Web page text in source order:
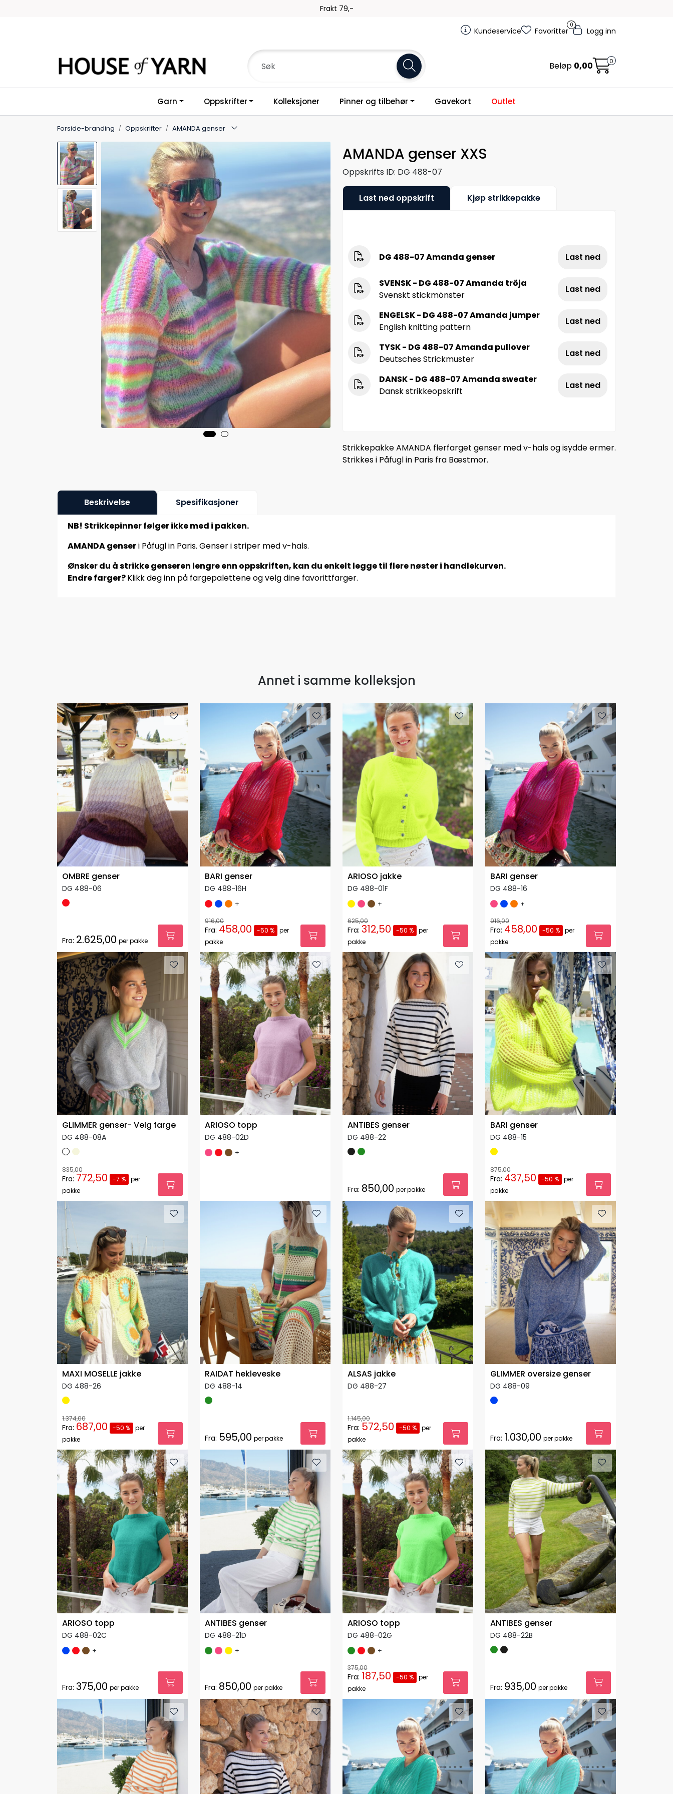
Frakt 79,-
Kundeservice
0
Favoritter Logg inn
Beløp 0,00 0
Garn Oppskrifter Kolleksjoner Pinner og tilbehør Gavekort Outlet
Forside-branding Oppskrifter AMANDA genser
AMANDA genser XXS
Oppskrifts ID: DG 488-07
Last ned oppskrift Kjøp strikkepakke
DG 488-07 Amanda genser Last ned
SVENSK - DG 488-07 Amanda tröja
Svenskt stickmönster
Last ned
ENGELSK - DG 488-07 Amanda jumper
English knitting pattern
Last ned
TYSK - DG 488-07 Amanda pullover
Deutsches Strickmuster
Last ned
DANSK - DG 488-07 Amanda sweater
Dansk strikkeopskrift
Last ned
Strikkepakke AMANDA flerfarget genser med v-hals og isydde ermer.
Strikkes i Påfugl in Paris fra Bæstmor.
Beskrivelse Spesifikasjoner
NB! Strikkepinner følger ikke med i pakken.
AMANDA genseri Påfugl in Paris. Genser i striper med v-hals.
Ønsker du å strikke genseren lengre enn oppskriften, kan du enkelt legge til flere nøster i handlekurven.
Endre farger?Klikk deg inn på fargepalettene og velg dine favorittfarger.
Annet i samme kolleksjon
OMBRE genser
DG 488-06
Fra: 2.625,00 per pakke
BARI genser
DG 488-16H
+
916,00
Fra: 458,00 -50 % per
pakke
ARIOSO jakke
DG 488-01F
+
625,00
Fra: 312,50 -50 % per
pakke
BARI genser
DG 488-16
+
916,00
Fra: 458,00 -50 % per
pakke
GLIMMER genser- Velg farge
DG 488-08A
835,00
Fra: 772,50 -7 % per
pakke
ARIOSO topp
DG 488-02D
+
ANTIBES genser
DG 488-22
Fra: 850,00 per pakke
BARI genser
DG 488-15
875,00
Fra: 437,50 -50 % per
pakke
MAXI MOSELLE jakke
DG 488-26
1.374,00
Fra: 687,00 -50 % per
pakke
RAIDAT hekleveske
DG 488-14
Fra: 595,00 per pakke
ALSAS jakke
DG 488-27
1.145,00
Fra: 572,50 -50 % per
pakke
GLIMMER oversize genser
DG 488-09
Fra: 1.030,00 per pakke
ARIOSO topp
DG 488-02C
+
Fra: 375,00 per pakke
ANTIBES genser
DG 488-21D
+
Fra: 850,00 per pakke
ARIOSO topp
DG 488-02G
+
375,00
Fra: 187,50 -50 % per
pakke
ANTIBES genser
DG 488-22B
Fra: 935,00 per pakke